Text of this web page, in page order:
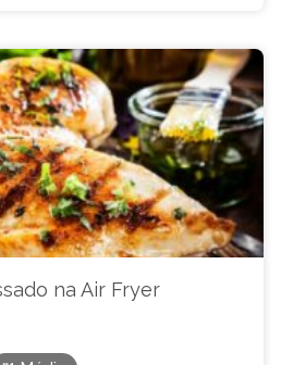
na Air Fryer